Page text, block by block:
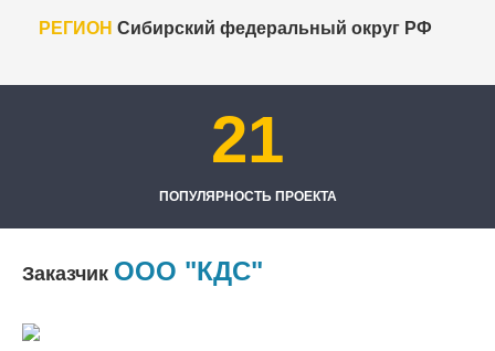
РЕГИОН Сибирский федеральный округ РФ
21
ПОПУЛЯРНОСТЬ ПРОЕКТА
Заказчик ООО "КДС"